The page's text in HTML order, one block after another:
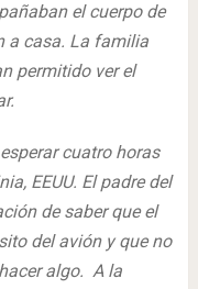
el cuerpo de
a casa. La familia
permitido ver el
cuatro horas
EEUU. El padre del
de saber que el
del avión y que no
algo. A la